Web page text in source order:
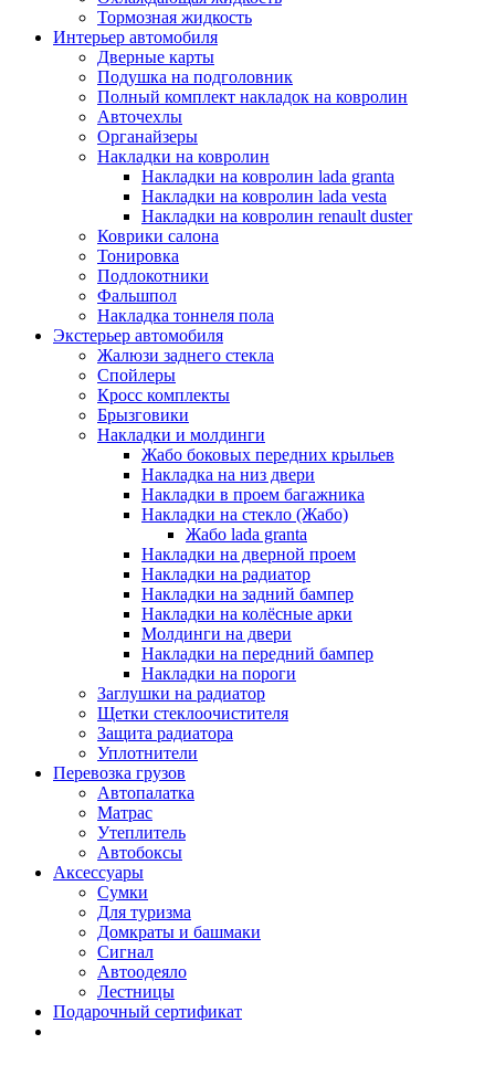
Тормозная жидкость
Интерьер автомобиля
Дверные карты
Подушка на подголовник
Полный комплект накладок на ковролин
Авточехлы
Органайзеры
Накладки на ковролин
Накладки на ковролин lada granta
Накладки на ковролин lada vesta
Накладки на ковролин renault duster
Коврики салона
Тонировка
Подлокотники
Фальшпол
Накладка тоннеля пола
Экстерьер автомобиля
Жалюзи заднего стекла
Спойлеры
Кросс комплекты
Брызговики
Накладки и молдинги
Жабо боковых передних крыльев
Накладка на низ двери
Накладки в проем багажника
Накладки на стекло (Жабо)
Жабо lada granta
Накладки на дверной проем
Накладки на радиатор
Накладки на задний бампер
Накладки на колёсные арки
Молдинги на двери
Накладки на передний бампер
Накладки на пороги
Заглушки на радиатор
Щетки стеклоочистителя
Защита радиатора
Уплотнители
Перевозка грузов
Автопалатка
Матрас
Утеплитель
Автобоксы
Аксессуары
Сумки
Для туризма
Домкраты и башмаки
Сигнал
Автоодеяло
Лестницы
Подарочный сертификат